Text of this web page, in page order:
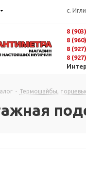
с.
8
8
8
8
- Термошайбы,